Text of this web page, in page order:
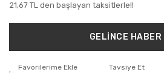
21,67 TL den başlayan taksitlerle!!
GELİNCE HABER
Tavsiye Et